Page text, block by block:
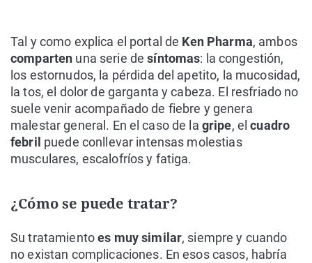
Tal y como explica el portal de Ken Pharma, ambos
comparten una serie desíntomas: la congestión,
los estornudos, la pérdida del apetito, la mucosidad,
la tos, el dolor de garganta y cabeza. El resfriado no
suele venir acompañado de fiebre y genera
malestar general. En el caso de la gripe, elcuadro
febril puede conllevar intensas molestias
musculares, escalofríos y fatiga.
¿Cómo se puede tratar?
Su tratamientoes muy similar, siempre y cuando
no existan complicaciones. En esos casos, habría